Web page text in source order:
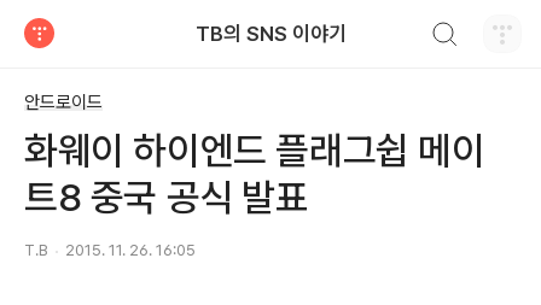
TB의 SNS 이야기
안드로이드
화웨이 하이엔드 플래그쉽 메이
트8 중국 공식 발표
T.B 2015. 11. 26. 16:05